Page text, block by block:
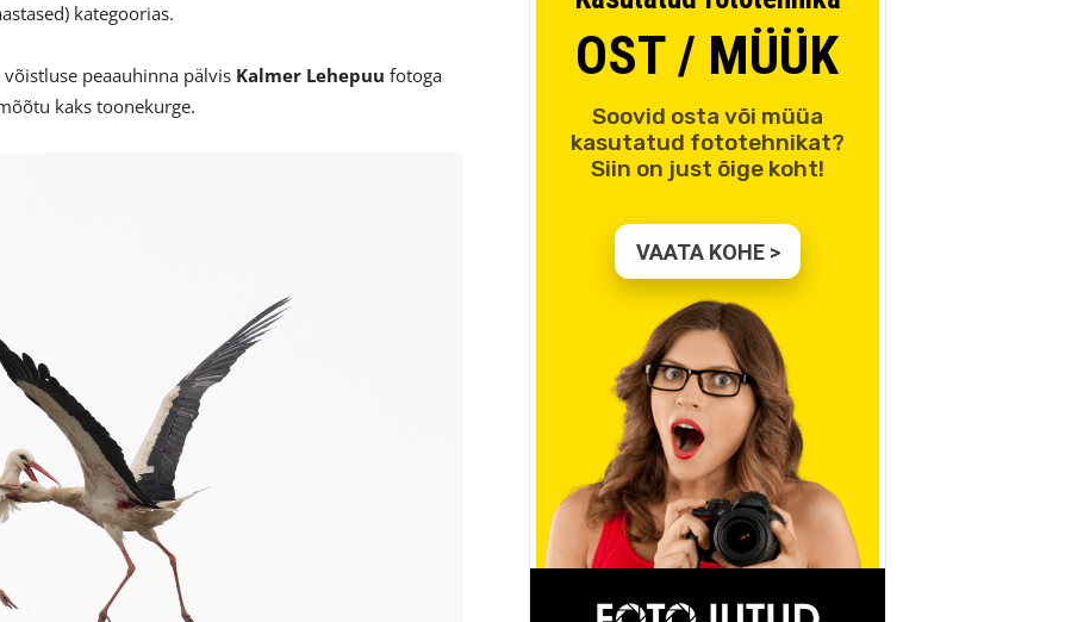
kategoorias.
peaauhinna pälvis Kalmer Lehepuu fotoga
kaks toonekurge.